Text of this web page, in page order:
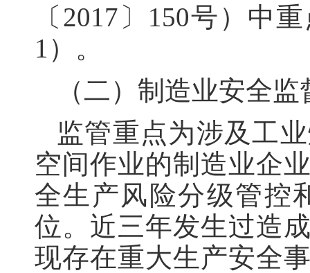
〔2017〕150号）中
1）。
（二）制造业安全
监管重点为涉及工
空间作业的制造业企
全生产风险分级管控
位。近三年发生过造
现存在重大生产安全